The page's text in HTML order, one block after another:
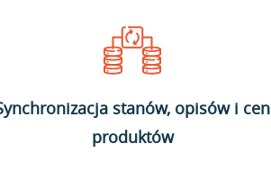
stanów, opisów i cen
produktów